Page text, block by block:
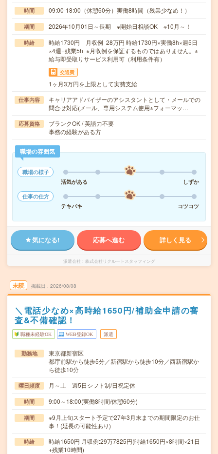
時間 09:00-18:00（休憩60分）実働8時間（残業少なめ！）
期間 2026年10月01日～長期 ※開始日相談OK ※10月～！
時給
時給1730円 月収例 28万円 時給1730円×実働8h×週5日
×4週+残業5h ※月収例を保証するものではありません。※
給与即受取りサービス利用可（利用条件有）
交通費
1ヶ月3万円を上限として実費支給
仕事内容
キャリアアドバイザーのアシスタントとして・メールでの
問合せ対応(メール、専用システム使用※フォーマッ…
応募資格
ブランクOK / 英語力不要
事務の経験がある方
職場の雰囲気
職場の様子
活気がある
しずか
仕事の仕方
テキパキ
コツコツ
気になる! 応募へ進む 詳しく見る
派遣会社 株式会社リクルートスタッフィング
未読 掲載日 2026/08/08
＼電話少なめ×高時給1650円/補助金申請の審
査&不備確認！
職種未経験OK WEB登録OK 派遣
勤務地
東京都新宿区
都庁前駅から徒歩5分／新宿駅から徒歩10分／西新宿駅か
ら徒歩10分
曜日頻度 月～土 週5日シフト制/日祝定休
時間 9:00～18:00(実働8時間/休憩60分)
期間
※9月上旬スタート予定で27年3月末までの期間限定のお仕
事！(延長の可能性あり)
時給
時給1650円 月収例:29万7825円(時給1650円×8時間×21日
+残業10時間)